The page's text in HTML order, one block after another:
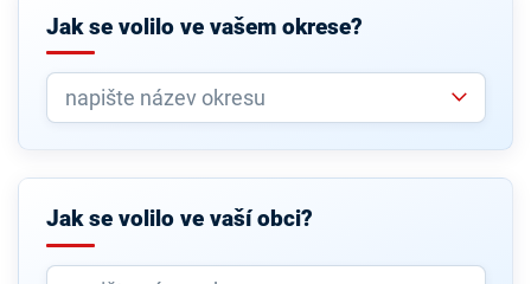
Jak se volilo ve vašem okrese?
Jak se volilo ve vaší obci?